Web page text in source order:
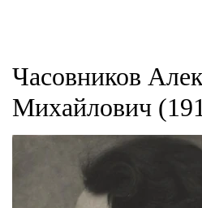
Часовников
Михайлович